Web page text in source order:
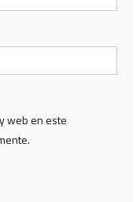
web en este